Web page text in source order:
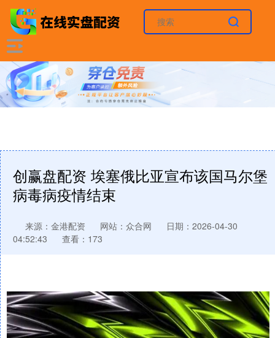
创赢盘配资 埃塞俄比亚宣布该国马尔堡
病毒病疫情结束
来源：金港配资 网站：众合网
日期：2026-04-30
04:52:43
查看：173